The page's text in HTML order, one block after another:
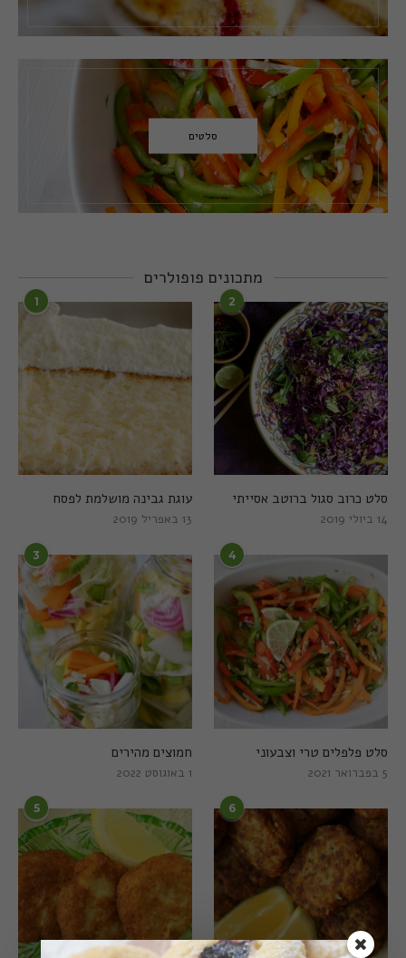
סלטים
מתכונים פופולרים
1
עוגת גבינה מושלמת לפסח
13 באפריל 2019
2
סלט כרוב סגול ברוטב אסייתי
14 ביולי 2019
3
חמוצים מהירים
1 באוגוסט 2022
4
סלט פלפלים טרי וצבעוני
5 בפברואר 2021
5 6